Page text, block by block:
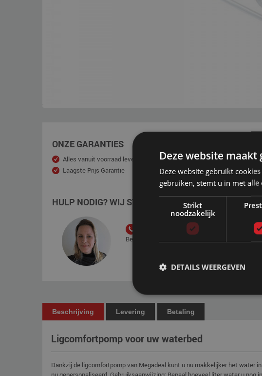
ONZE GARANTIES
Alles vanuit voorraad leverbaar
Laagste Prijs Garantie
5 tot 10 jaar garantie
150 dagen proefslapen
Gespreid betalen
HULP NODIG? WIJ STAAN VOOR U KLAAR!
+31 85 - 001 40 50
Bereikbaar van maandag t/m vrijdag van 09:00 tot
Beschrijving Levering Betaling
Ligcomfortpomp voor uw waterbed
Dankzij de ligcomfortpomp van Megadeal kunt u nu makkelijker het water
Deze website
Deze website gebruikt
gebruiken, stemt u in met
Strikt
noodzakelijk
DETAILS WEERGEVEN